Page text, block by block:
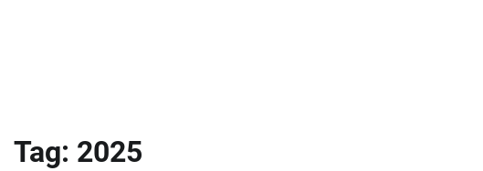
Tag: 2025